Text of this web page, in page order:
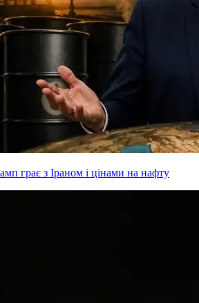
грає з Іраном і цінами на нафту